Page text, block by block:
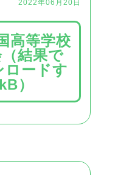
2022年06月20日
高等学校
結果で
ロードす
）